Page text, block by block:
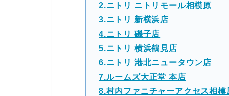
2.ニトリ ニトリモール相模原
3.ニトリ 新横浜店
4.ニトリ 磯子店
5.ニトリ 横浜鶴見店
6.ニトリ 港北ニュータウン店
7.ルームズ大正堂 本店
8.村内ファニチャーアクセス相模